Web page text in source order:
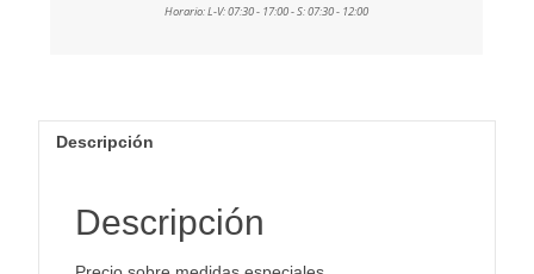
Descripción
Descripción